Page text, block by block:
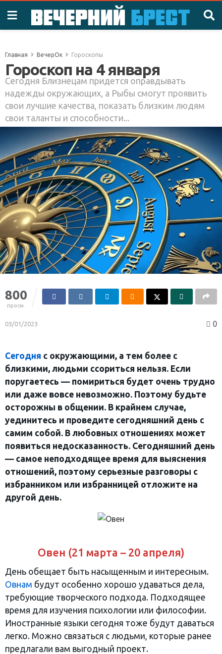
Главная ВечерОк Гороскопы
Гороскоп на 4 января
Сегодня Близнецам придется оправдывать
надежды окружающих, а Рыбы смогут проявить
свои лучшие качества, показать близким людям
свои таланты и способности...
800
просм.
03/01/2023 0
Сегодня с окружающими, а тем более с
близкими, людьми ссориться нельзя. Если
поругаетесь — помириться будет очень трудно
или даже вовсе невозможно. Поэтому будьте
осторожны в общении. В крайнем случае,
уединитесь и проведите сегодняшний день с
самим собой. В любовных отношениях может
появиться недосказанность. Сегодняшний день
— самое неподходящее время для выяснения
отношений, поэтому серьезные разговоры с
избранником или избранницей отложите на
другой день.
Овен (21 марта – 20 апреля)
День обещает быть насыщенным и интересным.
Овнам будут особенно хорошо удаваться дела,
требующие творческого подхода. Подходящее
время для изучения психологии или философии.
Иностранные языки сегодня тоже будут даваться
легко. Можно связаться с людьми, которые ранее
предлагали вам выгодный проект.